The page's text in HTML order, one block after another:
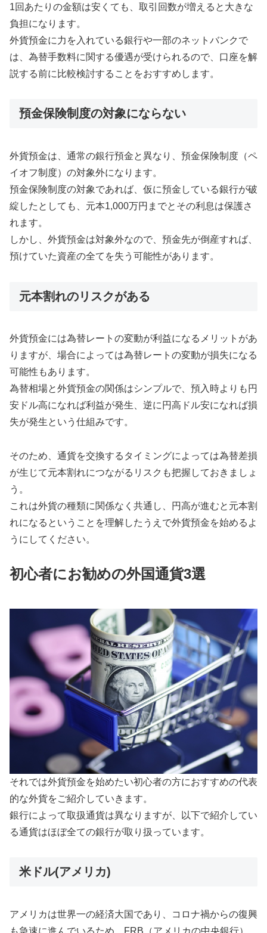
1回あたりの金額は安くても、取引回数が増えると大きな
負担になります。
外貨預金に力を入れている銀行や一部のネットバンクで
は、為替手数料に関する優遇が受けられるので、口座を解
説する前に比較検討することをおすすめします。
預金保険制度の対象にならない
外貨預金は、通常の銀行預金と異なり、預金保険制度（ペ
イオフ制度）の対象外になります。
預金保険制度の対象であれば、仮に預金している銀行が破
綻したとしても、元本1,000万円までとその利息は保護さ
れます。
しかし、外貨預金は対象外なので、預金先が倒産すれば、
預けていた資産の全てを失う可能性があります。
元本割れのリスクがある
外貨預金には為替レートの変動が利益になるメリットがあ
りますが、場合によっては為替レートの変動が損失になる
可能性もあります。
為替相場と外貨預金の関係はシンプルで、預入時よりも円
安ドル高になれば利益が発生、逆に円高ドル安になれば損
失が発生という仕組みです。
そのため、通貨を交換するタイミングによっては為替差損
が生じて元本割れにつながるリスクも把握しておきましょ
う。
これは外貨の種類に関係なく共通し、円高が進むと元本割
れになるということを理解したうえで外貨預金を始めるよ
うにしてください。
初心者にお勧めの外国通貨3選
それでは外貨預金を始めたい初心者の方におすすめの代表
的な外貨をご紹介していきます。
銀行によって取扱通貨は異なりますが、以下で紹介してい
る通貨はほぼ全ての銀行が取り扱っています。
米ドル(アメリカ)
アメリカは世界一の経済大国であり、コロナ禍からの復興
も急速に進んでいるため、FRB（アメリカの中央銀行）